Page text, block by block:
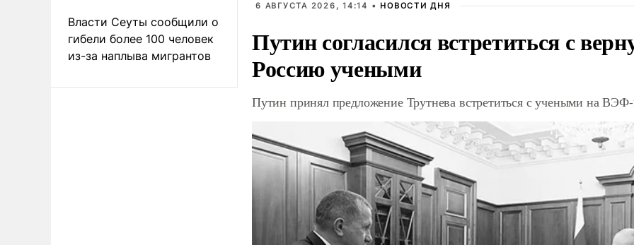
Власти Сеуты сообщили о
гибели более 100 человек
из-за наплыва мигрантов
6 АВГУСТА 2026, 14:14 • НОВОСТИ ДНЯ
Путин согласился встретиться с
Россию учеными
Путин принял предложение Трутнева встретиться с учеными на